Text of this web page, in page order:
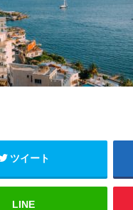
ツイート
LINE